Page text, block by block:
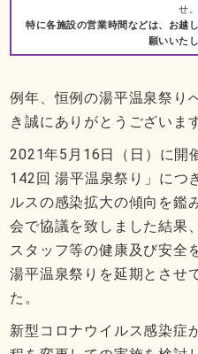
せ。
特に各施設の営業時間などは、お越
願いいたし
例年、恒例の湯平温泉祭り
き誠にありがとうございま
2021年5月16日（日）に開
142回 湯平温泉祭り」につ
ルスの感染拡大の傾向を鑑
会で協議を致しました結果
スタッフ等の健康及び安全
湯平温泉祭りを延期とさせ
た。
新型コロナウイルス感染症